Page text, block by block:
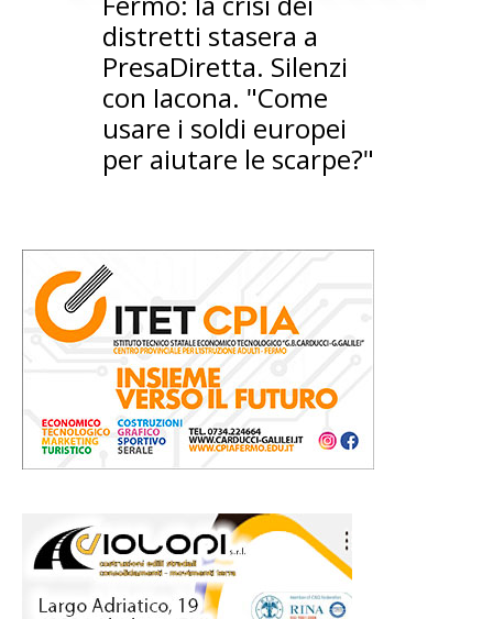
distretti stasera a
PresaDiretta. Silenzi
con Iacona. "Come
usare i soldi europei
per aiutare le scarpe?"